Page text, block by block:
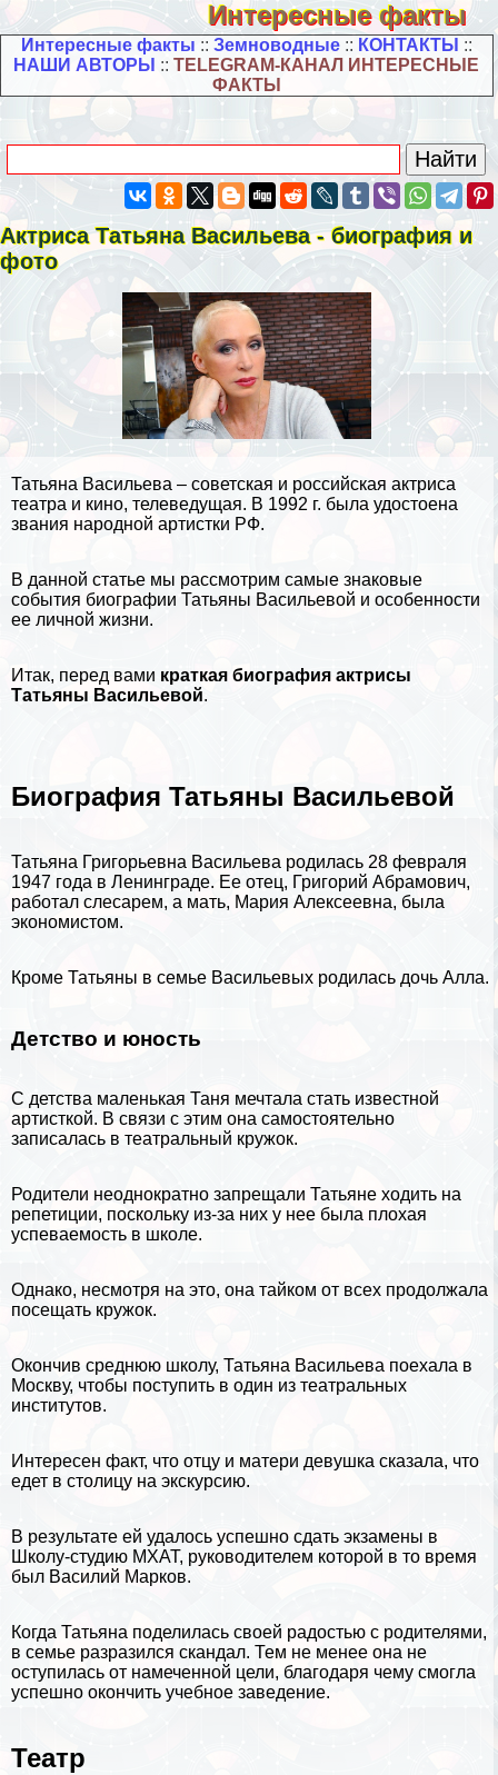
Интересные факты
Интересные факты :: Земноводные:: КОНТАКТЫ ::
НАШИ АВТОРЫ ::TELEGRAM-КАНАЛ ИНТЕРЕСНЫЕ
ФАКТЫ
Актриса Татьяна Васильева - биография и
фото
Татьяна Васильева – советская и российская актриса
театра и кино, телеведущая. В 1992 г. была удостоена
звания народной артистки РФ.
В данной статье мы рассмотрим самые знаковые
события биографии Татьяны Васильевой и особенности
ее личной жизни.
Итак, перед вами краткая биография актрисы
Татьяны Васильевой.
Биография Татьяны Васильевой
Татьяна Григорьевна Васильева родилась 28 февраля
1947 года в Ленинграде. Ее отец, Григорий Абрамович,
работал слесарем, а мать, Мария Алексеевна, была
экономистом.
Кроме Татьяны в семье Васильевых родилась дочь Алла.
Детство и юность
С детства маленькая Таня мечтала стать известной
артисткой. В связи с этим она самостоятельно
записалась в театральный кружок.
Родители неоднократно запрещали Татьяне ходить на
репетиции, поскольку из-за них у нее была плохая
успеваемость в школе.
Однако, несмотря на это, она тайком от всех продолжала
посещать кружок.
Окончив среднюю школу, Татьяна Васильева поехала в
Москву, чтобы поступить в один из театральных
институтов.
Интересен факт, что отцу и матери дeвyшка сказала, что
едет в столицу на экскурсию.
В результате ей удалось успешно сдать экзамены в
Школу-студию МХАТ, руководителем которой в то время
был Василий Марков.
Когда Татьяна поделилась своей радостью с родителями,
в семье разразился скандал. Тем не менее она не
оступилась от намеченной цели, благодаря чему смогла
успешно окончить учебное заведение.
Театр